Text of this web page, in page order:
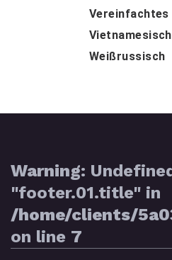
Vereinfachtes
Vietnamesisch
Weißrussisch
Warning:
"footer.01.title" in
/home/clients/
on line 7